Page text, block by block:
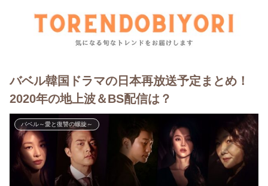
バベル韓国ドラマの日本再放送予定まとめ！
2020年の地上波＆BS配信は？
バベル～愛と復讐の螺旋～